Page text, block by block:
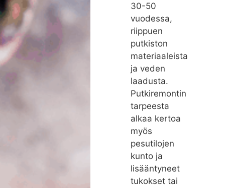
30-50
vuodessa,
riippuen
putkiston
materiaaleista
ja veden
laadusta.
Putkiremontin
tarpeesta
alkaa kertoa
myös
pesutilojen
kunto ja
lisääntyneet
tukokset tai